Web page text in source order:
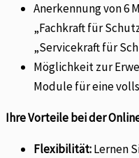
Anerkennung von 6
„Fachkraft für
„Servicekraft für
Möglichkeit zur
Module für eine
Ihre Vorteile bei der
Flexibilität:Lernen